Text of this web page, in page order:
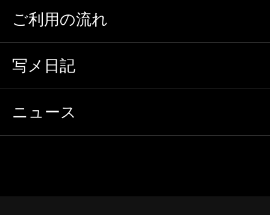
ご利用の流れ
写メ日記
ニュース